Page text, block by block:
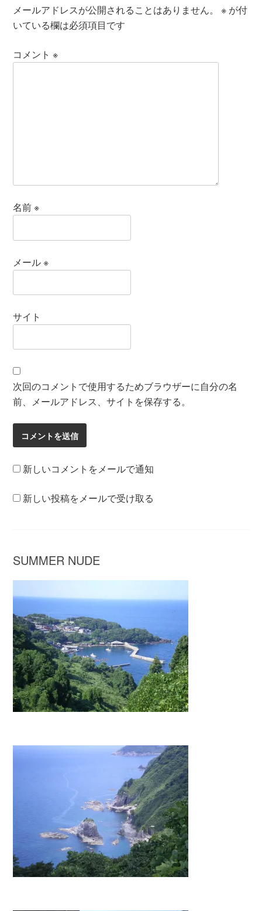
メールアドレスが公開されることはありません。 ※ が付
いている欄は必須項目です
コメント※
名前※
メール※
サイト
次回のコメントで使用するためブラウザーに自分の名
前、メールアドレス、サイトを保存する。
新しいコメントをメールで通知
新しい投稿をメールで受け取る
SUMMER NUDE